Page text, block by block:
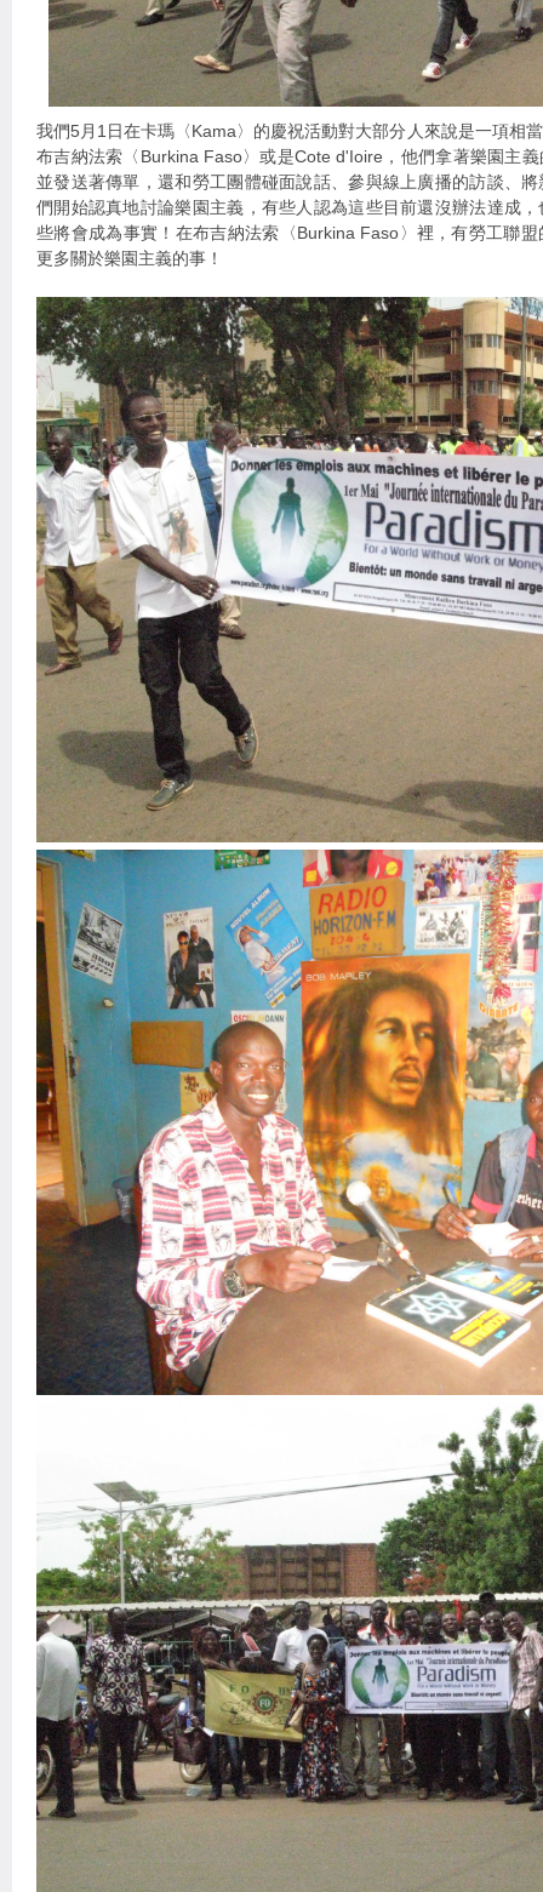
我們5月1日在卡瑪〈Kama〉的慶祝活動對大部分人來說是一項相
布吉納法索〈Burkina Faso〉或是Cote d'Ioire，他們拿著樂園主
並發送著傳單，還和勞工團體碰面說話、參與線上廣播的訪談、
們開始認真地討論樂園主義，有些人認為這些目前還沒辦法達成
些將會成為事實！在布吉納法索〈Burkina Faso〉裡，有勞工聯
更多關於樂園主義的事！